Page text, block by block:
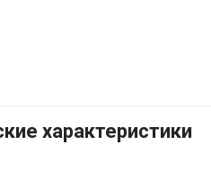
характеристики